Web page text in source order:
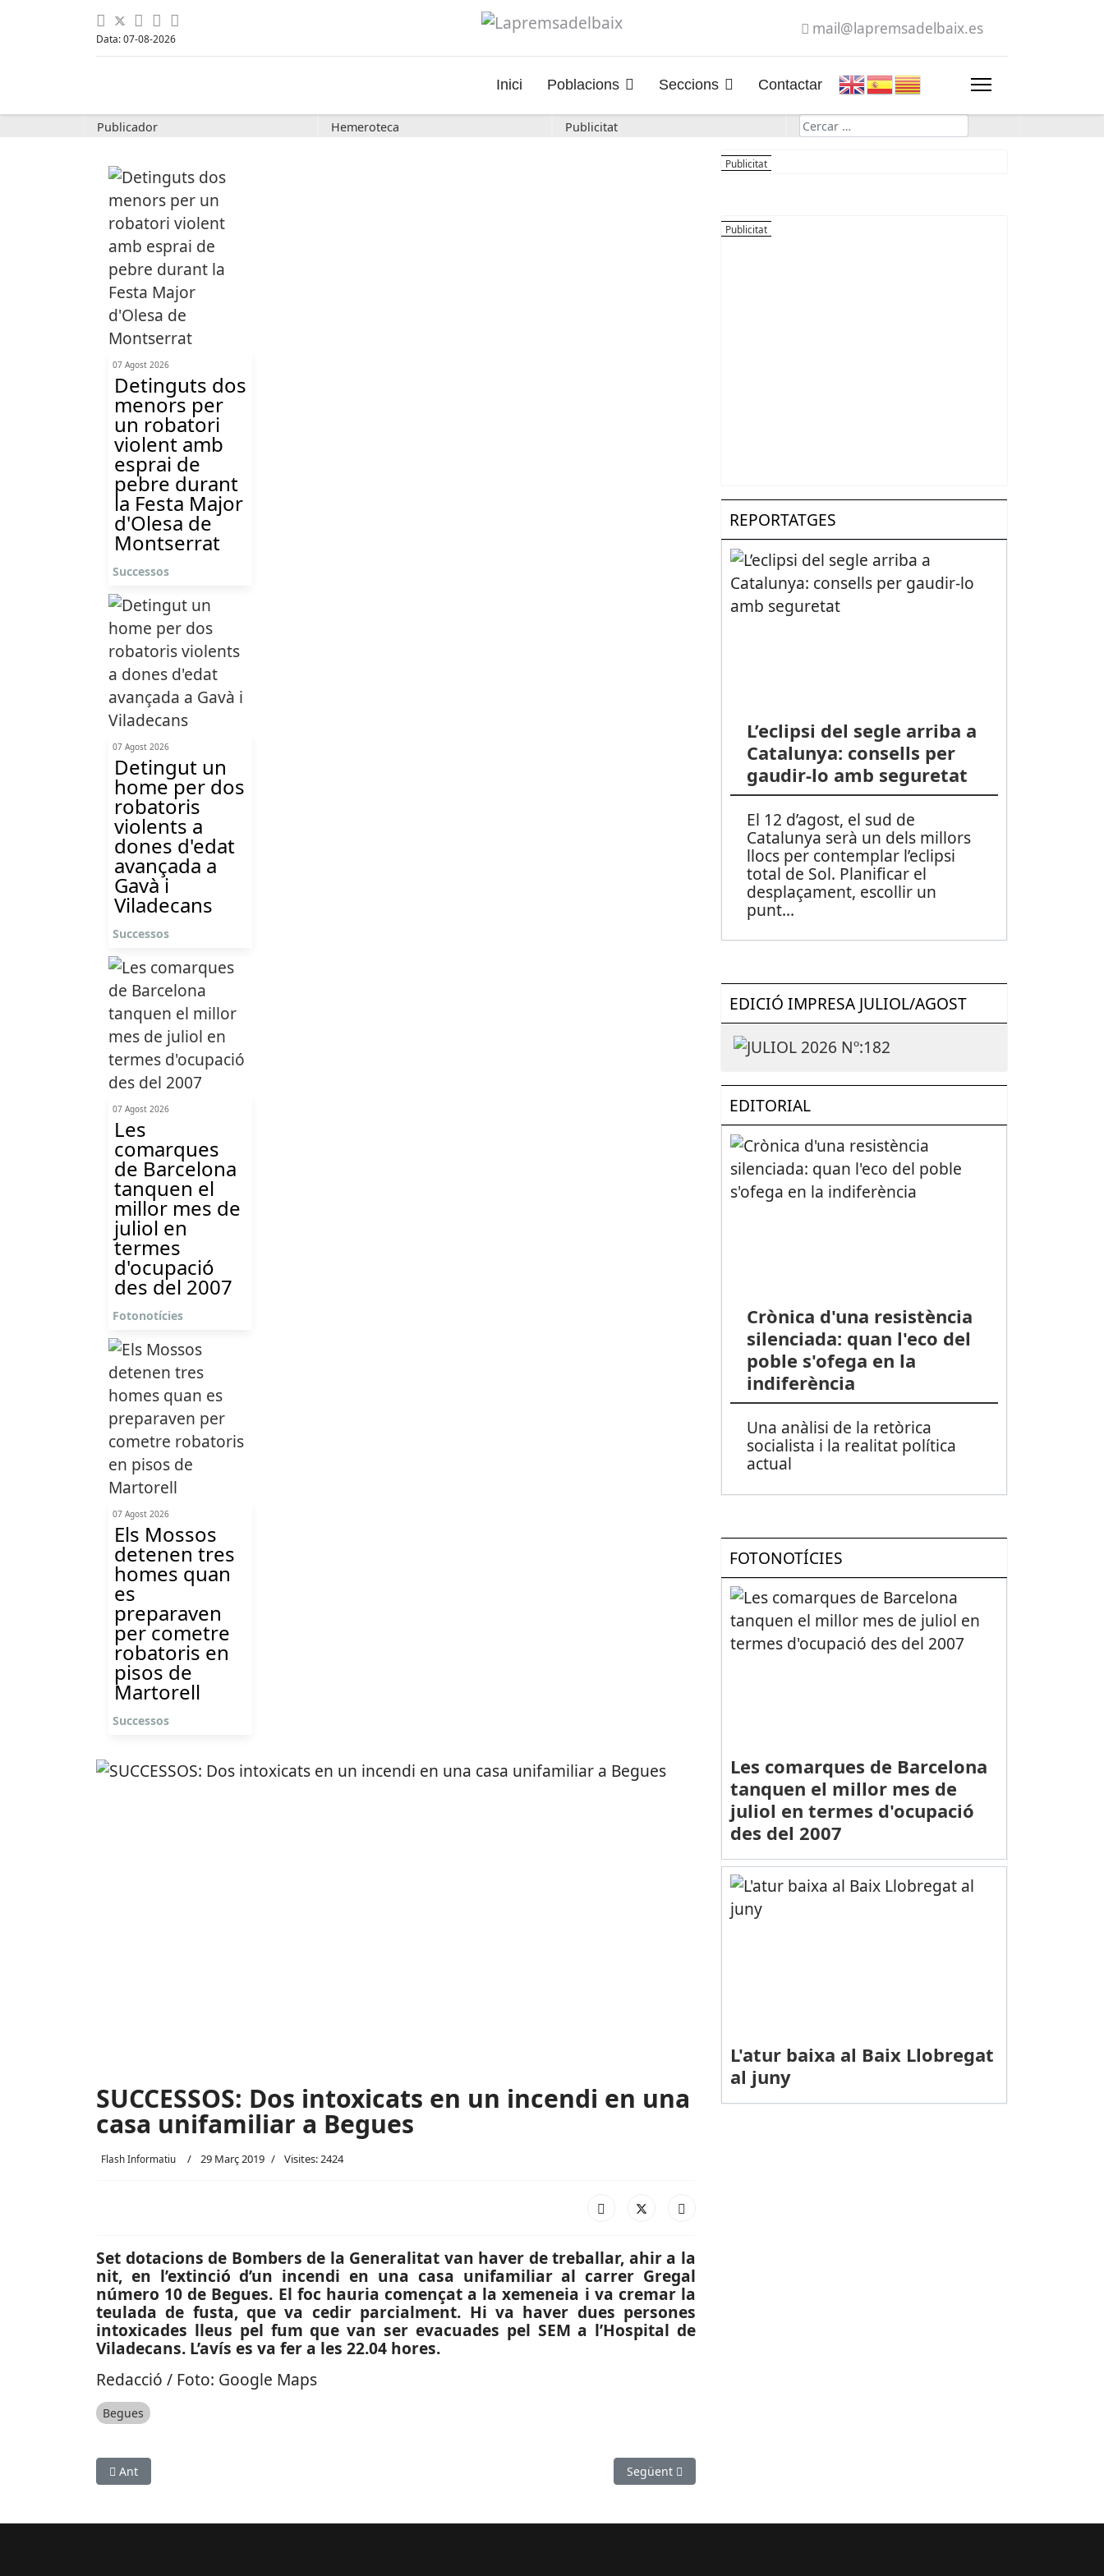
Data: 07-08-2026
mail@lapremsadelbaix.es
Inici Poblacions Seccions Contactar
Publicador Hemeroteca Publicitat Cerca
07 Agost 2026
Detinguts dos
menors per
un robatori
violent amb
esprai de
pebre durant
la Festa Major
d'Olesa de
Montserrat
Successos
07 Agost 2026
Detingut un
home per dos
robatoris
violents a
dones d'edat
avançada a
Gavà i
Viladecans
Successos
07 Agost 2026
Les
comarques
de Barcelona
tanquen el
millor mes de
juliol en
termes
d'ocupació
des del 2007
Fotonotícies
07 Agost 2026
Els Mossos
detenen tres
homes quan
es
preparaven
per cometre
robatoris en
pisos de
Martorell
Successos
SUCCESSOS: Dos intoxicats en un incendi en una
casa unifamiliar a Begues
Flash Informatiu 29 Març 2019 Visites: 2424
Set dotacions de Bombers de la Generalitat van haver de treballar, ahir a la
nit, en l’extinció d’un incendi en una casa unifamiliar al carrer Gregal
número 10 de Begues. El foc hauria començat a la xemeneia i va cremar la
teulada de fusta, que va cedir parcialment. Hi va haver dues persones
intoxicades lleus pel fum que van ser evacuades pel SEM a l’Hospital de
Viladecans. L’avís es va fer a les 22.04 hores.
Redacció / Foto: Google Maps
Begues
Article anterior: CULTURA: Una cinquantena de cantants lírics participen en el tercer Concurs Josep Palet de Martorell
Ant Article següent: SOCIETAT: Diumenge arrenca la Primavera en Bici a Sant Joan
Següent
REPORTATGES
L’eclipsi del segle arriba a
Catalunya: consells per
gaudir-lo amb seguretat
El 12 d’agost, el sud de
Catalunya serà un dels millors
llocs per contemplar l’eclipsi
total de Sol. Planificar el
desplaçament, escollir un
punt...
EDICIÓ IMPRESA JULIOL/AGOST
EDITORIAL
Crònica d'una resistència
silenciada: quan l'eco del
poble s'ofega en la
indiferència
Una anàlisi de la retòrica
socialista i la realitat política
actual
FOTONOTÍCIES
Les comarques de Barcelona
tanquen el millor mes de
juliol en termes d'ocupació
des del 2007
L'atur baixa al Baix Llobregat
al juny